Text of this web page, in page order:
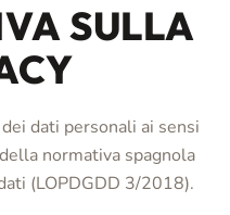
SULLA
dati personali ai sensi
normativa spagnola
(LOPDGDD 3/2018).